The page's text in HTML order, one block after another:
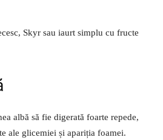
Skyr sau iaurt simplu cu fructe
albă să fie digerată foarte repede,
ale glicemiei și apariția foamei.